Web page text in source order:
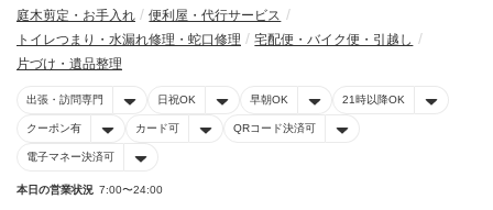
庭木剪定・お手入れ
便利屋・代行サービス
トイレつまり・水漏れ修理・蛇口修理
宅配便・バイク便・引越し
片づけ・遺品整理
出張・訪問専門 日祝OK 早朝OK 21時以降OK
クーポン有 カード可 QRコード決済可
電子マネー決済可
本日の営業状況 7:00〜24:00